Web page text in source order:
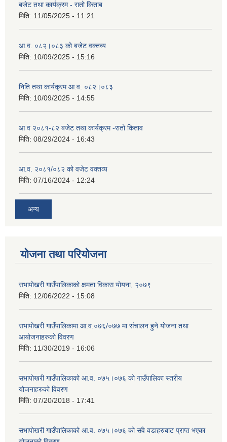
बजेट तथा कार्यक्रम - रातो किताब
मिति: 11/05/2025 - 11:21
आ.व. ०८२।०८३ को बजेट वक्तव्य
मिति: 10/09/2025 - 15:16
निति तथा कार्यक्रम आ.व. ०८२।०८३
मिति: 10/09/2025 - 14:55
आ व २०८१-८२ बजेट तथा कार्यक्रम -रातो किताव
मिति: 08/29/2024 - 16:43
आ.व. २०८१/०८२ को वजेट वक्तव्य
मिति: 07/16/2024 - 12:24
अन्य
योजना तथा परियोजना
सभापोखरी गाउँपालिकाको क्षमता विकास योयना, २०७९
मिति: 12/06/2022 - 15:08
सभापोखरी गाउँपालिकामा आ.व.०७६/०७७ मा संचालन हुने योजना तथा
आयोजनाहरुको विवरण
मिति: 11/30/2019 - 16:06
सभापोखरी गाउँपालिकाको आ.व. ०७५।०७६ को गाउँपालिका स्तरीय
योजनाहरुको विवरण
मिति: 07/20/2018 - 17:41
सभापोखरी गाउँपालिकाको आ.व. ०७५।०७६ को सवै वडाहरुबाट प्राप्त भएका